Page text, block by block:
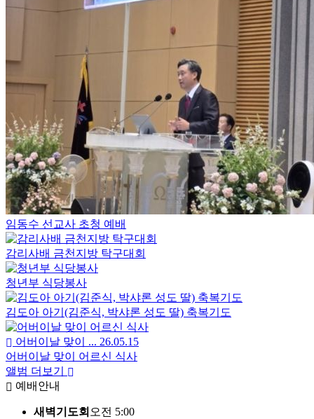
임동수 선교사 초청 예배
감리사배 금천지방 탁구대회
청년부 식당봉사
김도아 아기(김준식, 박샤론 성도 딸) 축복기도
어버이날 맞이 ... 26.05.15
어버이날 맞이 어르신 식사
앨범 더보기
예배안내
새벽기도회 오전 5:00